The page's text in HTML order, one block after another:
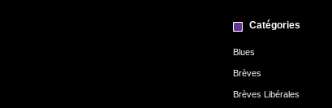
Catégories
Blues
Brèves
Brèves Libérales